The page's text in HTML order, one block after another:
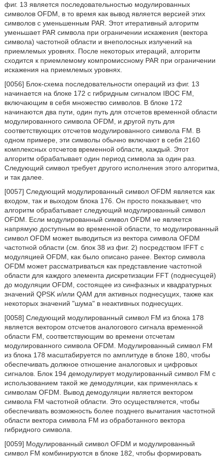
фиг. 13 является последовательностью модулированных
символов OFDM, в то время как вывод является версией этих
символов с уменьшенным PAR. Этот итеративный алгоритм
уменьшает PAR символа при ограничении искажения (вектора
символа) частотной области и внеполосных излучений на
приемлемых уровнях. После некоторых итераций, алгоритм
сходится к приемлемому компромиссному PAR при ограничении
искажения на приемлемых уровнях.
[0056] Блок-схема последовательности операций из фиг. 13
начинается на блоке 172 с гибридным сигналом IBOC FM,
включающим в себя множество символов. В блоке 172
начинаются два пути, один путь для отсчетов временной области
модулированного символа OFDM, и другой путь для
соответствующих отсчетов модулированного символа FM. В
одном примере, эти символы обычно включают в себя 2160
комплексных отсчетов временной области, каждый. Этот
алгоритм обрабатывает один период символа за один раз.
Следующий символ требует другого исполнения этого алгоритма,
и так далее.
[0057] Следующий модулированный символ OFDM является как
входом, так и выходом блока 176. Он просто показывает, что
алгоритм обрабатывает следующий модулированный символ
OFDM. Если модулированный символ OFDM не является
напрямую доступным во временной области, то модулированный
символ OFDM может выводиться из вектора символа OFDM
частотной области (см. блок 38 из фиг. 2) посредством IFFT с
модуляцией OFDM, как было описано ранее. Вектор символа
OFDM может рассматриваться как представление частотной
области для каждого элемента дискретизации FFT (поднесущей)
до модуляции OFDM, состоящее из синфазных и квадратурных
значений QPSK и/или QAM для активных поднесущих, также как
некоторых значений "шума" в неактивных поднесущих.
[0058] Следующий модулированный символ FM из блока 178
является вектором отсчетов аналогового сигнала временной
области FM, соответствующим во времени отсчетам
модулированного символа OFDM. Модулированный символ FM
из блока 178 масштабируется по амплитуде в блоке 180, чтобы
обеспечивать должное отношение аналоговых и цифровых
сигналов. Блок 194 демодулирует модулированный символ FM с
использованием такой же демодуляции, как применялась к
символам OFDM. Вывод демодуляции является вектором
символа FM частотной области. Это осуществляется, чтобы
обеспечивать возможность более позднего вычитания частотной
области вектора символа FM из обработанного вектора
гибридного символа.
[0059] Модулированный символ OFDM и модулированный
символ FM комбинируются в блоке 182, чтобы формировать